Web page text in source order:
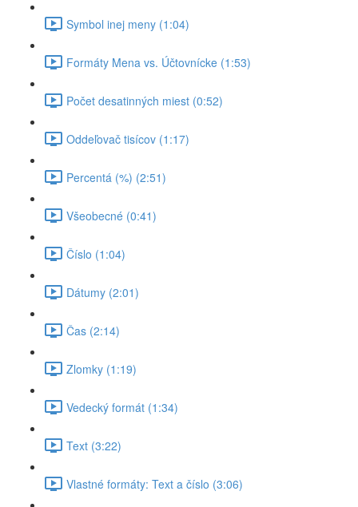
Symbol inej meny (1:04)
Formáty Mena vs. Účtovnícke (1:53)
Počet desatinných miest (0:52)
Oddeľovač tisícov (1:17)
Percentá (%) (2:51)
Všeobecné (0:41)
Číslo (1:04)
Dátumy (2:01)
Čas (2:14)
Zlomky (1:19)
Vedecký formát (1:34)
Text (3:22)
Vlastné formáty: Text a číslo (3:06)